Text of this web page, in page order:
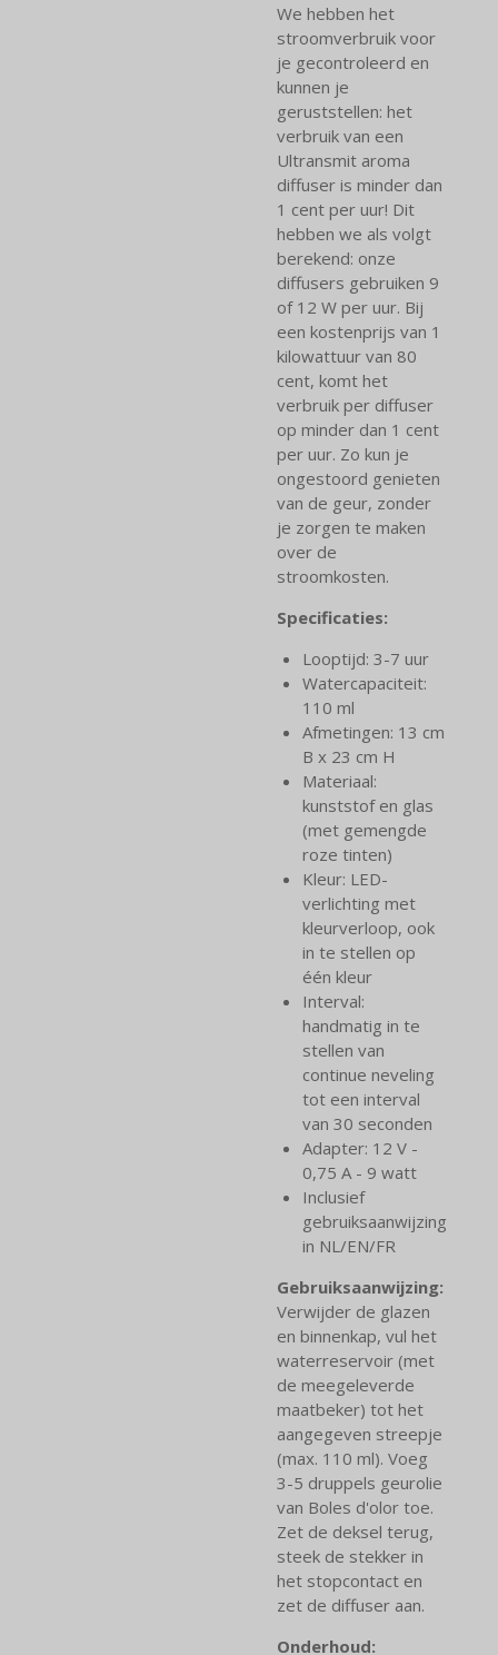
We hebben het
stroomverbruik voor
je gecontroleerd en
kunnen je
geruststellen: het
verbruik van een
Ultransmit aroma
diffuser is minder dan
1 cent per uur! Dit
hebben we als volgt
berekend: onze
diffusers gebruiken 9
of 12 W per uur. Bij
een kostenprijs van 1
kilowattuur van 80
cent, komt het
verbruik per diffuser
op minder dan 1 cent
per uur. Zo kun je
ongestoord genieten
van de geur, zonder
je zorgen te maken
over de
stroomkosten.
Specificaties:
Looptijd: 3-7 uur
Watercapaciteit:
110 ml
Afmetingen: 13 cm
B x 23 cm H
Materiaal:
kunststof en glas
(met gemengde
roze tinten)
Kleur: LED-
verlichting met
kleurverloop, ook
in te stellen op
één kleur
Interval:
handmatig in te
stellen van
continue neveling
tot een interval
van 30 seconden
Adapter: 12 V -
0,75 A - 9 watt
Inclusief
gebruiksaanwijzing
in NL/EN/FR
Gebruiksaanwijzing:
Verwijder de glazen
en binnenkap, vul het
waterreservoir (met
de meegeleverde
maatbeker) tot het
aangegeven streepje
(max. 110 ml). Voeg
3-5 druppels geurolie
van Boles d'olor toe.
Zet de deksel terug,
steek de stekker in
het stopcontact en
zet de diffuser aan.
Onderhoud: